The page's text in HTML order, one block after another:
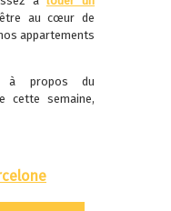
au cœur de
appartements
à propos du
cette semaine,